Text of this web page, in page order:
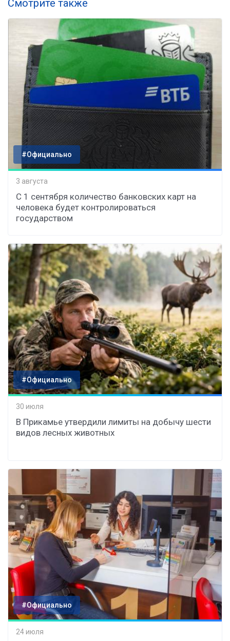
Смотрите также
#Официально
3 августа
С 1 сентября количество банковских карт на
человека будет контролироваться
государством
#Официально
30 июля
В Прикамье утвердили лимиты на добычу шести
видов лесных животных
#Официально
24 июля